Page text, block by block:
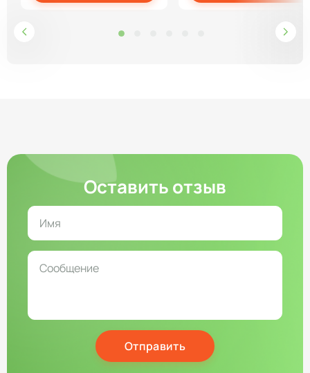
Оставить отзыв
Отправить